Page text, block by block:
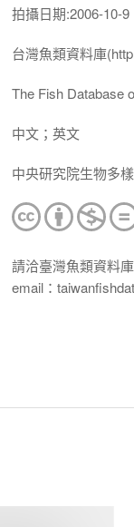
拍攝日期:2006-10-9
台灣魚類資料庫
The Fish Database
中文；英文
中央研究院生物多
請洽臺灣魚類資料庫
email：